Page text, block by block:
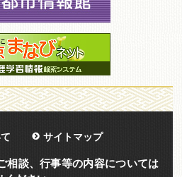
サイトマップ
相談、行事等の内容については